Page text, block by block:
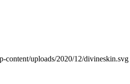
content/uploads/2020/12/divineskin.svg